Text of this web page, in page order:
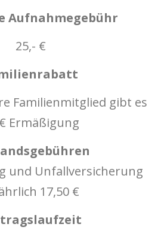
Aufnahmegebühr
25,- €
Familienmitglied gibt es
Ermäßigung
und Unfallversicherung
17,50 €